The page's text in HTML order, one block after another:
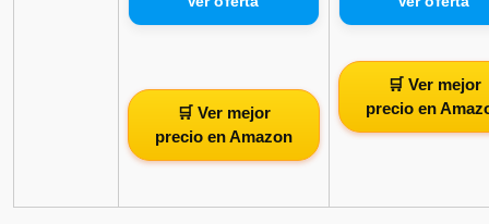
🛒 Ver mejor
precio en Amazon
🛒 Ver mejor
precio en